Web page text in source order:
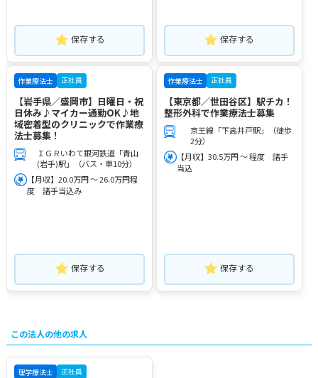
保存する 保存する
作業療法士 正社員
【岩手県／盛岡市】日曜日・祝
日休み♪マイカー通勤OK♪地
域密着型のクリニックで作業療
法士募集！
ＩＧＲいわて銀河鉄道「青山
(岩手)駅」（バス・車10分）
【月収】20.0万円 ～ 26.0万円程
度 諸手当込み
保存する
作業療法士 正社員
【東京都／世田谷区】駅チカ！
整形外科で作業療法士募集
京王線「下高井戸駅」（徒歩
2分）
【月収】30.5万円 ～ 程度 諸手
当込
保存する
この法人の他の求人
理学療法士 正社員